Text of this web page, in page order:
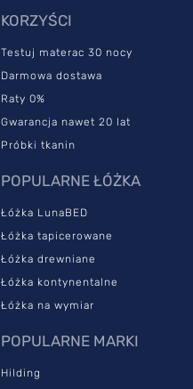
KORZYŚCI
Testuj materac 30 nocy
Darmowa dostawa
Raty 0%
Gwarancja nawet 20 lat
Próbki tkanin
POPULARNE ŁÓŻKA
Łóżka LunaBED
Łóżka tapicerowane
Łóżka drewniane
Łóżka kontynentalne
Łóżka na wymiar
POPULARNE MARKI
Hilding